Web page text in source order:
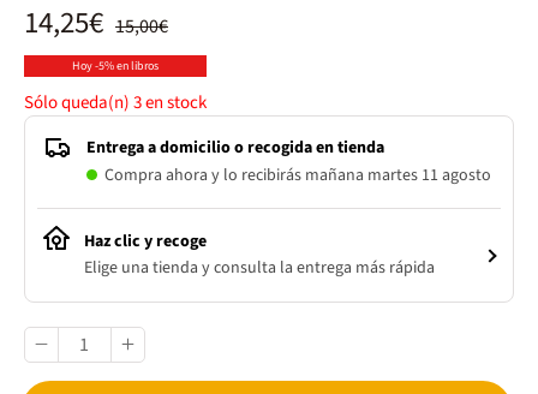
15,00€
14,25€
Hoy -5% en libros
Sólo queda(n)3en stock
Entrega a domicilio o recogida en tienda
Compra ahora y lo recibirás mañana martes 11 agosto
Haz clic y recoge
Elige una tienda y consulta la entrega más rápida